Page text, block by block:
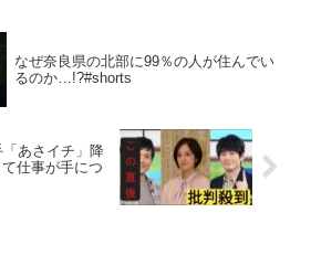
なぜ奈良県の北部に99％の人が住んでい
るのか…!?#shorts
「あさイチ」降
仕事が手につ